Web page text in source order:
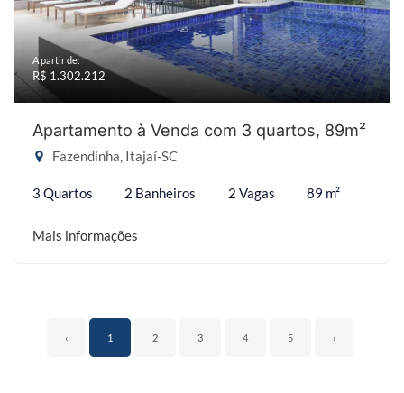
A partir de:
R$ 1.302.212
Apartamento à Venda com 3 quartos, 89m²
Fazendinha, Itajaí-SC
3 Quartos 2 Banheiros 2 Vagas 89 m²
Mais informações
‹ 1 2 3 4 5 ›